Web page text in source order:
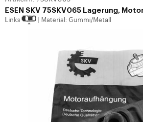
ESEN SKV 75SKV065 Lagerung,
Links Material: Gummi/Metall